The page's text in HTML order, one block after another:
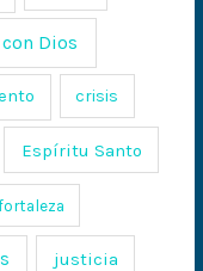
Dios
crisis
Espíritu Santo
justicia